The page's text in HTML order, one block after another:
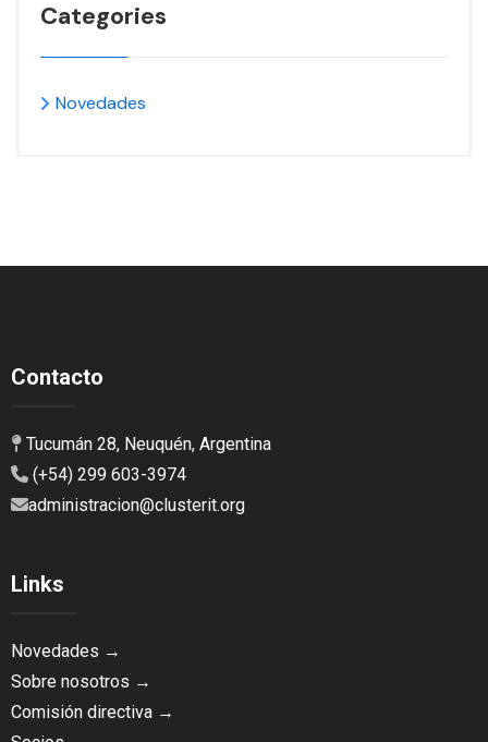
Categories
Novedades
Contacto
Tucumán 28, Neuquén, Argentina
(+54) 299 603-3974
administracion@clusterit.org
Links
Novedades →
Sobre nosotros →
Comisión directiva →